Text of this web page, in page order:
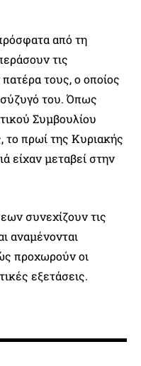
από τη
τις
τους, ο οποίος
σύζυγό του. Όπως
Συμβουλίου
το πρωί της Κυριακής
είχαν μεταβεί στην
συνεχίζουν τις
αναμένονται
προχωρούν οι
εξετάσεις.